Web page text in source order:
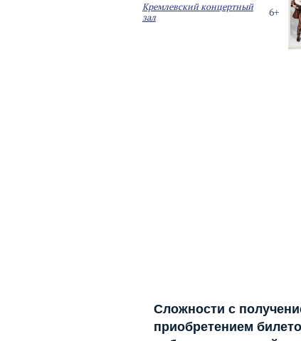
6+
Кремлевский концертный
зал
Сложности с
приобретением